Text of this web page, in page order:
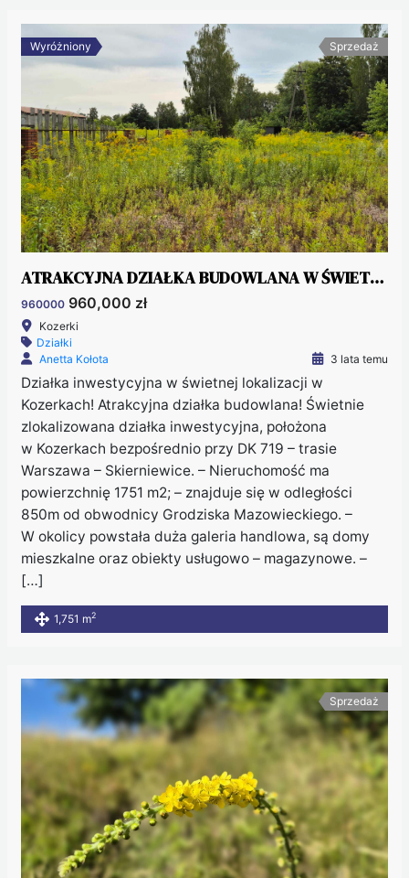
Wyróżniony Sprzedaż
ATRAKCYJNA DZIAŁKA BUDOWLANA W ŚWIETNEJ LOKALIZACJI W KOZERKACH
960000 960,000 zł
Kozerki
Działki
Anetta Kołota
3 lata temu
Działka inwestycyjna w świetnej lokalizacji w
Kozerkach! Atrakcyjna działka budowlana! Świetnie
zlokalizowana działka inwestycyjna, położona
w Kozerkach bezpośrednio przy DK 719 – trasie
Warszawa – Skierniewice. – Nieruchomość ma
powierzchnię 1751 m2; – znajduje się w odległości
850m od obwodnicy Grodziska Mazowieckiego. –
W okolicy powstała duża galeria handlowa, są domy
mieszkalne oraz obiekty usługowo – magazynowe. –
[…]
1,751 m2
Sprzedaż